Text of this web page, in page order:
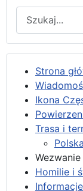
Strona
Ikona
Trasa i
Polska
Homilie i